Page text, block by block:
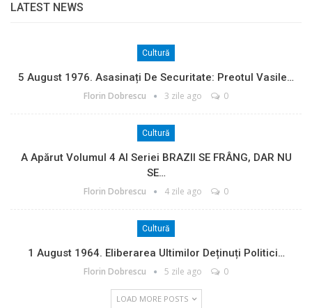
LATEST NEWS
Cultură
5 August 1976. Asasinați De Securitate: Preotul Vasile…
Florin Dobrescu 3 zile ago 0
Cultură
A Apărut Volumul 4 Al Seriei BRAZII SE FRÂNG, DAR NU
SE…
Florin Dobrescu 4 zile ago 0
Cultură
1 August 1964. Eliberarea Ultimilor Deținuți Politici…
Florin Dobrescu 5 zile ago 0
LOAD MORE POSTS